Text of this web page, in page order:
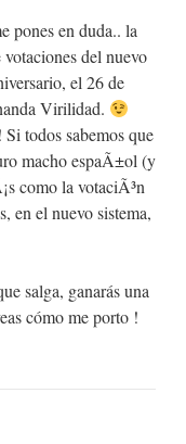
pones en duda.. la
del nuevo
el 26 de
Virilidad.
todos sabemos que
macho espaÃ±ol (y
como la votaciÃ³n
en el nuevo sistema,
salga, ganarás una
cómo me porto !